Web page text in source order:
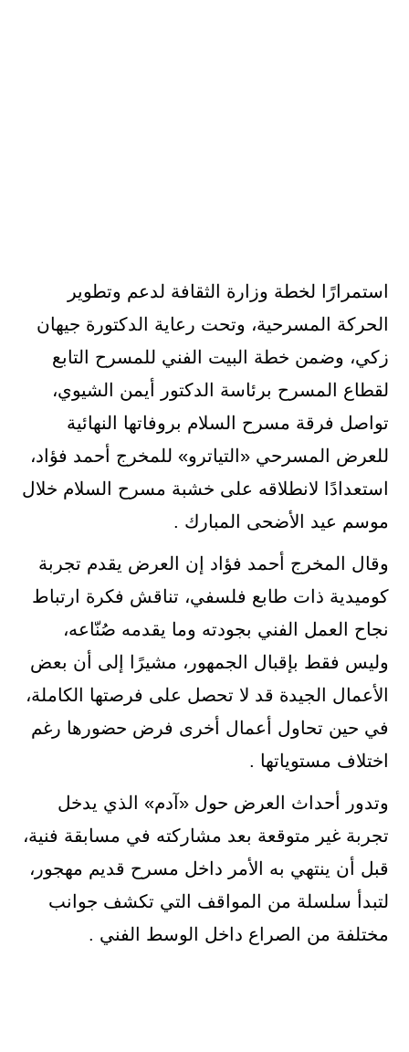
استمرارًا لخطة وزارة الثقافة لدعم وتطوير
الحركة المسرحية، وتحت رعاية الدكتورة جيهان
زكي، وضمن خطة البيت الفني للمسرح التابع
لقطاع المسرح برئاسة الدكتور أيمن الشيوي،
تواصل فرقة مسرح السلام بروفاتها النهائية
للعرض المسرحي «التياترو» للمخرج أحمد فؤاد،
استعدادًا لانطلاقه على خشبة مسرح السلام خلال
موسم عيد الأضحى المبارك .
وقال المخرج أحمد فؤاد إن العرض يقدم تجربة
كوميدية ذات طابع فلسفي، تناقش فكرة ارتباط
نجاح العمل الفني بجودته وما يقدمه صُنّاعه،
وليس فقط بإقبال الجمهور، مشيرًا إلى أن بعض
الأعمال الجيدة قد لا تحصل على فرصتها الكاملة،
في حين تحاول أعمال أخرى فرض حضورها رغم
اختلاف مستوياتها .
وتدور أحداث العرض حول «آدم» الذي يدخل
تجربة غير متوقعة بعد مشاركته في مسابقة فنية،
قبل أن ينتهي به الأمر داخل مسرح قديم مهجور،
لتبدأ سلسلة من المواقف التي تكشف جوانب
مختلفة من الصراع داخل الوسط الفني .